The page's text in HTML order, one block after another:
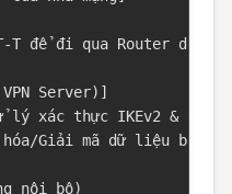
T để đi qua Router dễ
Server)]
lý xác thực IKEv2 & Cấp
Giải mã dữ liệu bằng
nội bộ)